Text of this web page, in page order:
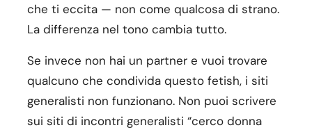
che ti eccita — non come qualcosa di strano.
La differenza nel tono cambia tutto.
Se invece non hai un partner e vuoi trovare
qualcuno che condivida questo fetish, i siti
generalisti non funzionano. Non puoi scrivere
sui siti di incontri generalisti “cerco donna